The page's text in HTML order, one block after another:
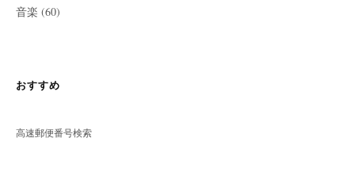
音楽 (60)
おすすめ
高速郵便番号検索